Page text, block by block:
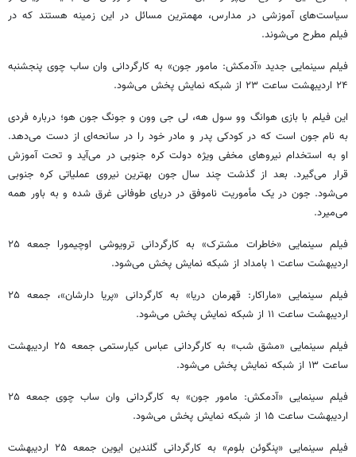
سیاست‌های آموزشی در مدارس، مهمترین مسائل در این زمینه هستند که در
فیلم مطرح می‌شوند.
فیلم سینمایی جدید «آدمکش: مامور جون» به کارگردانی وان ساب چوی پنجشنبه
۲۴ اردیبهشت ساعت ۲۳ از شبکه نمایش پخش می‌شود.
این فیلم با بازی هوانگ وو سول هه، لی جی وون و جونگ جون هو؛ درباره فردی
به نام جون است که در کودکی پدر و مادر خود را در سانحه‌ای‌ از دست می‌دهد.
او به استخدام نیروهای مخفی ویژه دولت کره جنوبی در می‌آید و تحت آموزش
قرار می‌گیرد. بعد از گذشت چند سال جون بهترین نیروی عملیاتی کره جنوبی
می‌شود. جون در یک مأموریت ناموفق در دریای طوفانی غرق شده و به باور همه
می‌میرد.
فیلم سینمایی «خاطرات مشترک» به کارگردانی ترویوشی اوچیمورا جمعه ۲۵
اردیبهشت ساعت ۱ بامداد از شبکه نمایش پخش می‌شود.
فیلم سینمایی «ماراکار: قهرمان دریا» به کارگردانی «پریا دارشان»، جمعه ۲۵
اردیبهشت ساعت ۱۱ از شبکه نمایش پخش می‌شود.
فیلم سینمایی «مشق شب» به کارگردانی عباس کیارستمی جمعه ۲۵ اردیبهشت
ساعت ۱۳ از شبکه نمایش پخش می‌شود.
فیلم سینمایی «آدمکش: مامور جون» به کارگردانی وان ساب چوی جمعه ۲۵
اردیبهشت ساعت ۱۵ از شبکه نمایش پخش می‌شود.
فیلم سینمایی «پنگوئن بلوم» به کارگردانی گلندین ایوین جمعه ۲۵ اردیبهشت